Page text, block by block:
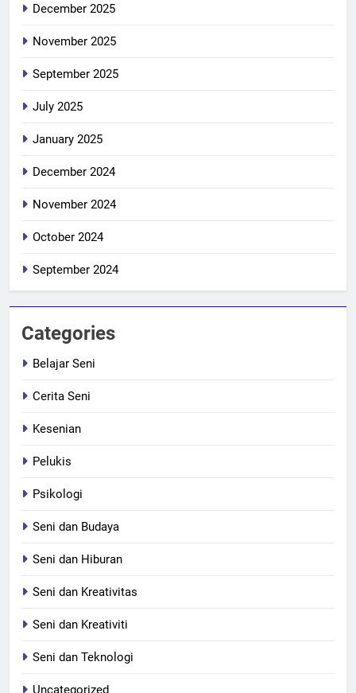
December 2025
November 2025
September 2025
July 2025
January 2025
December 2024
November 2024
October 2024
September 2024
Categories
Belajar Seni
Cerita Seni
Kesenian
Pelukis
Psikologi
Seni dan Budaya
Seni dan Hiburan
Seni dan Kreativitas
Seni dan Kreativiti
Seni dan Teknologi
Uncategorized